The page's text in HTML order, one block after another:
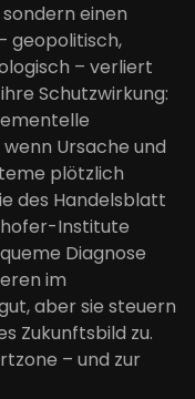
einen
geopolitisch,
– verliert
Schutzwirkung:
Ursache und
plötzlich
des Handelsblatt
Institute
Diagnose
im
aber sie steuern
Zukunftsbild zu.
– und zur